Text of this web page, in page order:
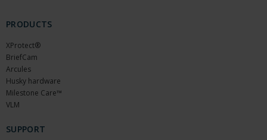
PRODUCTS
XProtect®
BriefCam
Arcules
Husky hardware
Milestone Care™
VLM
SUPPORT